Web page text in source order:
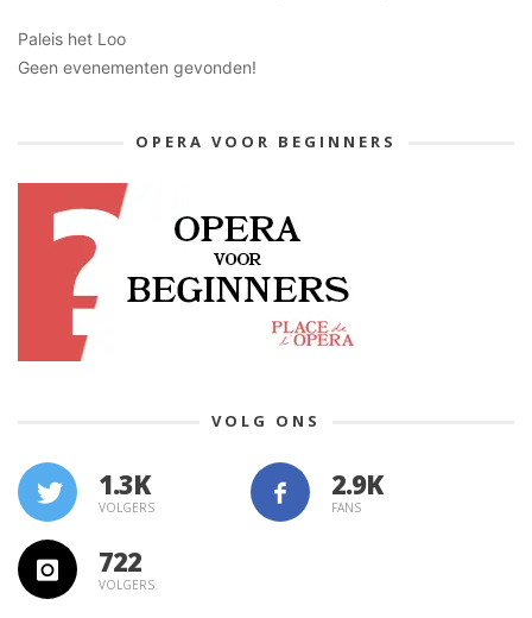
Paleis het Loo
Geen evenementen gevonden!
OPERA VOOR BEGINNERS
VOLG ONS
1.3K
VOLGERS FANS
722
VOLGERS